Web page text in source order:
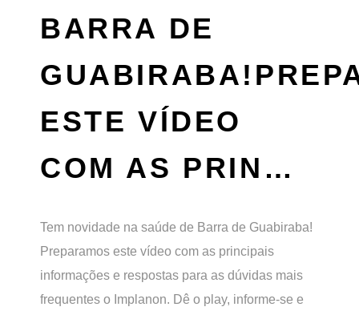
BARRA DE
ESTE VÍDEO
COM AS PRIN…
Tem novidade na saúde de Barra de Guabiraba!
Preparamos este vídeo com as principais
informações e respostas para as dúvidas mais
frequentes o Implanon. Dê o play, informe-se e